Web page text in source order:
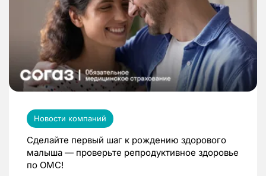
Новости компаний
Сделайте первый шаг к рождению здорового
малыша — проверьте репродуктивное здоровье
по ОМС!